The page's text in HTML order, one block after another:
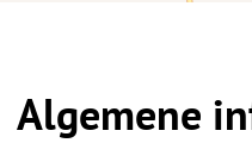
Algemene